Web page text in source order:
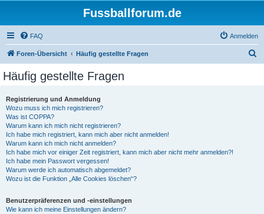
Fussballforum.de
FAQ Anmelden
Foren-Übersicht Häufig gestellte Fragen
Häufig gestellte Fragen
Registrierung und Anmeldung
Wozu muss ich mich registrieren?
Was ist COPPA?
Warum kann ich mich nicht registrieren?
Ich habe mich registriert, kann mich aber nicht anmelden!
Warum kann ich mich nicht anmelden?
Ich habe mich vor einiger Zeit registriert, kann mich aber nicht mehr anmelden?!
Ich habe mein Passwort vergessen!
Warum werde ich automatisch abgemeldet?
Wozu ist die Funktion „Alle Cookies löschen“?
Benutzerpräferenzen und -einstellungen
Wie kann ich meine Einstellungen ändern?